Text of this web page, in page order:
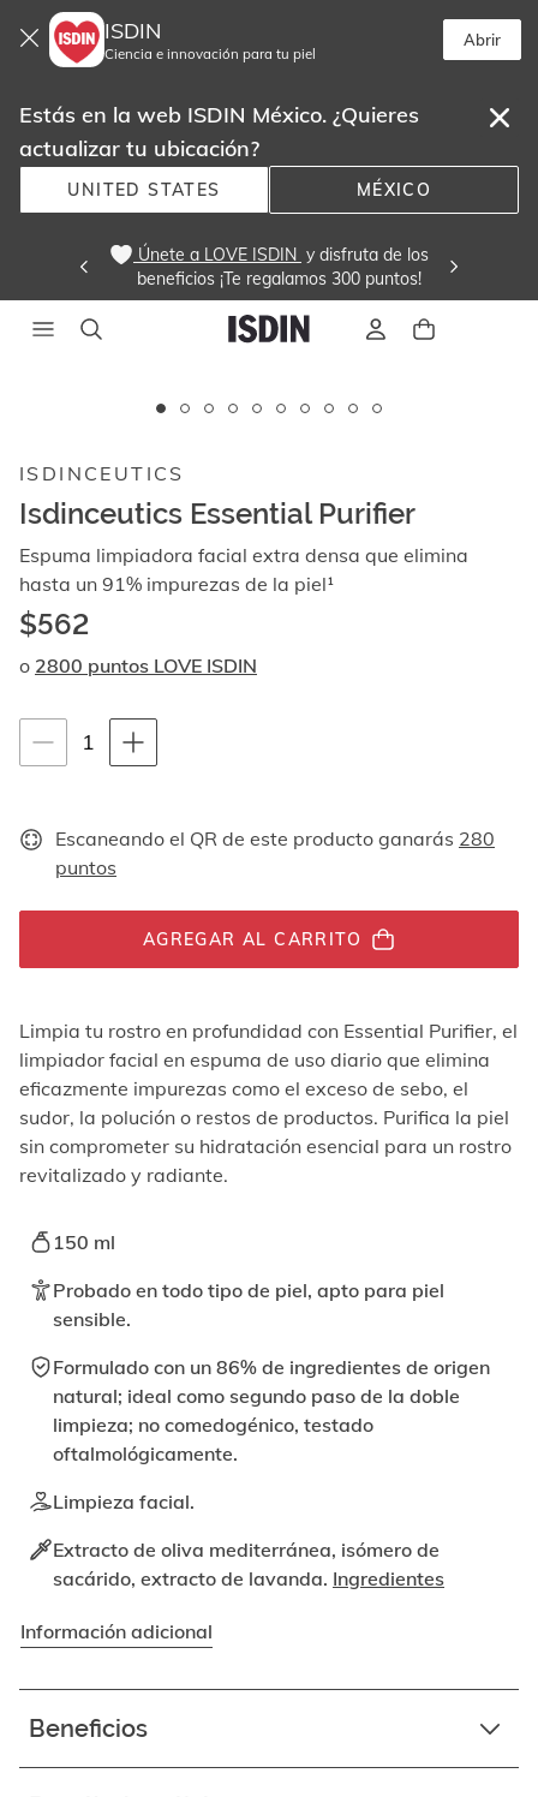
ISDIN
Ciencia e innovación para tu piel
Abrir
Estás en la web ISDIN México. ¿Quieres
actualizar tu ubicación?
UNITED STATES MÉXICO
Únete a LOVE ISDIN y disfruta de los
beneficios ¡Te regalamos 300 puntos!
imágenes
videos.
navegar
las
arriba
abajo
muestran
uno.
caso
hay
ningún
elemento
los
videos
activando
botón
correspondiente.
ISDINCEUTICS
Isdinceutics Essential Purifier
Espuma limpiadora facial extra densa que elimina
hasta un 91% impurezas de la piel¹
$562
o 2800 puntos LOVE ISDIN
Instrucciones de navegación por teclado
1
unidades
Escaneando el QR de este producto ganarás 280
puntos
AGREGAR AL CARRITO
Limpia tu rostro en profundidad con Essential Purifier, el
limpiador facial en espuma de uso diario que elimina
eficazmente impurezas como el exceso de sebo, el
sudor, la polución o restos de productos. Purifica la piel
sin comprometer su hidratación esencial para un rostro
revitalizado y radiante.
150 ml
Probado en todo tipo de piel, apto para piel
sensible.
Formulado con un 86% de ingredientes de origen
natural; ideal como segundo paso de la doble
limpieza; no comedogénico, testado
oftalmológicamente.
Limpieza facial.
Extracto de oliva mediterránea, isómero de
sacárido, extracto de lavanda. Ingredientes
Información adicional
Beneficios